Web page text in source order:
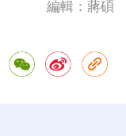
編輯：蔣碩